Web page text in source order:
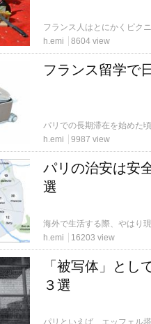
h.emi
8604 view
フランス留学で
h.emi
9987 view
パリの治安は安
選
h.emi
16203 view
「被写体」と
３選